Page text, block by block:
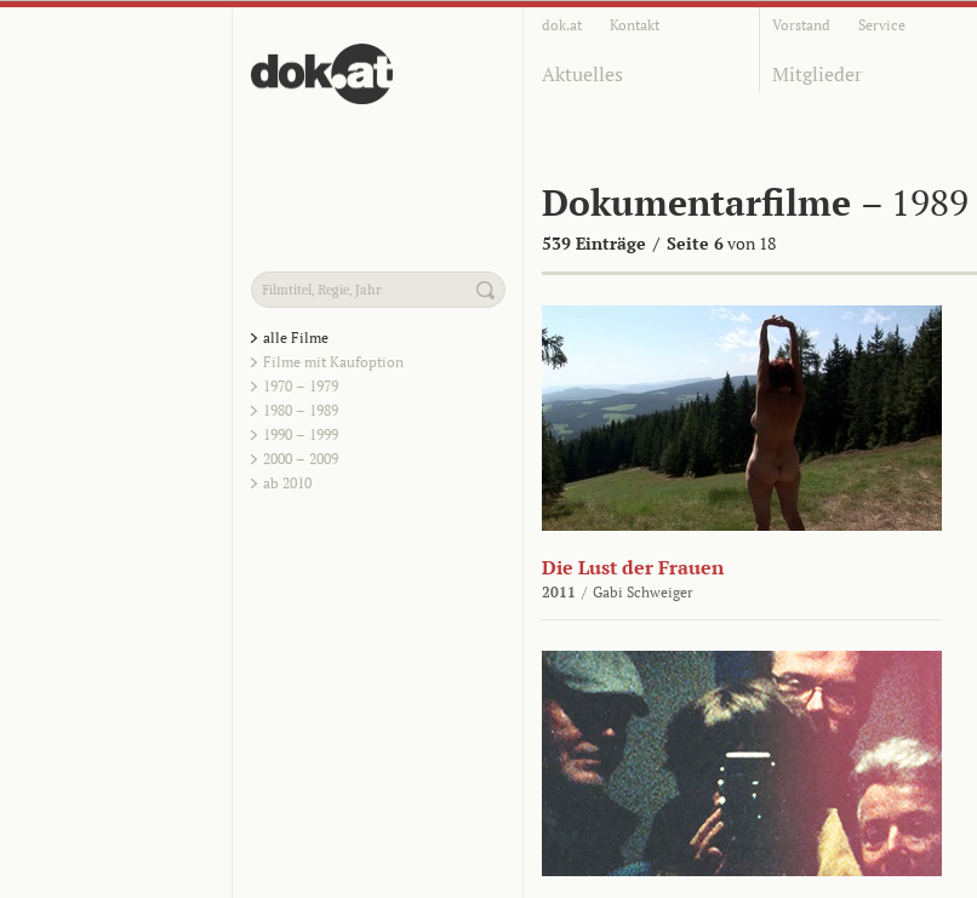
dok.at Kontakt Vorstand Service
Aktuelles Mitglieder
Dokumentarfilme – 1989
539 Einträge / Seite 6von 18
alle Filme
Filme mit Kaufoption
1970 – 1979
1980 – 1989
1990 – 1999
2000 – 2009
ab 2010
Die Lust der Frauen
2011 / Gabi Schweiger